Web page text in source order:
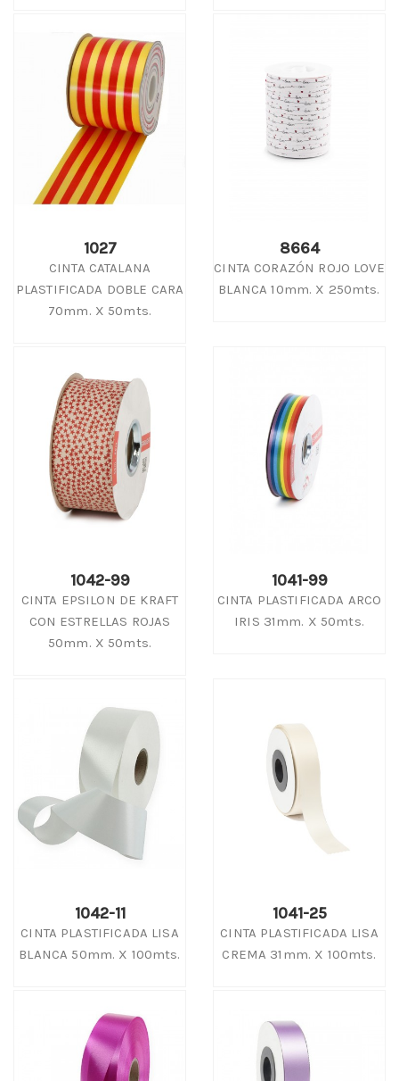
1027
CINTA CATALANA
PLASTIFICADA DOBLE CARA
70mm. X 50mts.
8664
CINTA CORAZÓN ROJO LOVE
BLANCA 10mm. X 250mts.
1042-99
CINTA EPSILON DE KRAFT
CON ESTRELLAS ROJAS
50mm. X 50mts.
1041-99
CINTA PLASTIFICADA ARCO
IRIS 31mm. X 50mts.
1042-11
CINTA PLASTIFICADA LISA
BLANCA 50mm. X 100mts.
1041-25
CINTA PLASTIFICADA LISA
CREMA 31mm. X 100mts.